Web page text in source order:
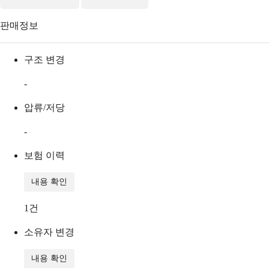
판매정보
구조 변경
-
압류/저당
-
보험 이력
내용 확인
1 건
소유자 변경
내용 확인